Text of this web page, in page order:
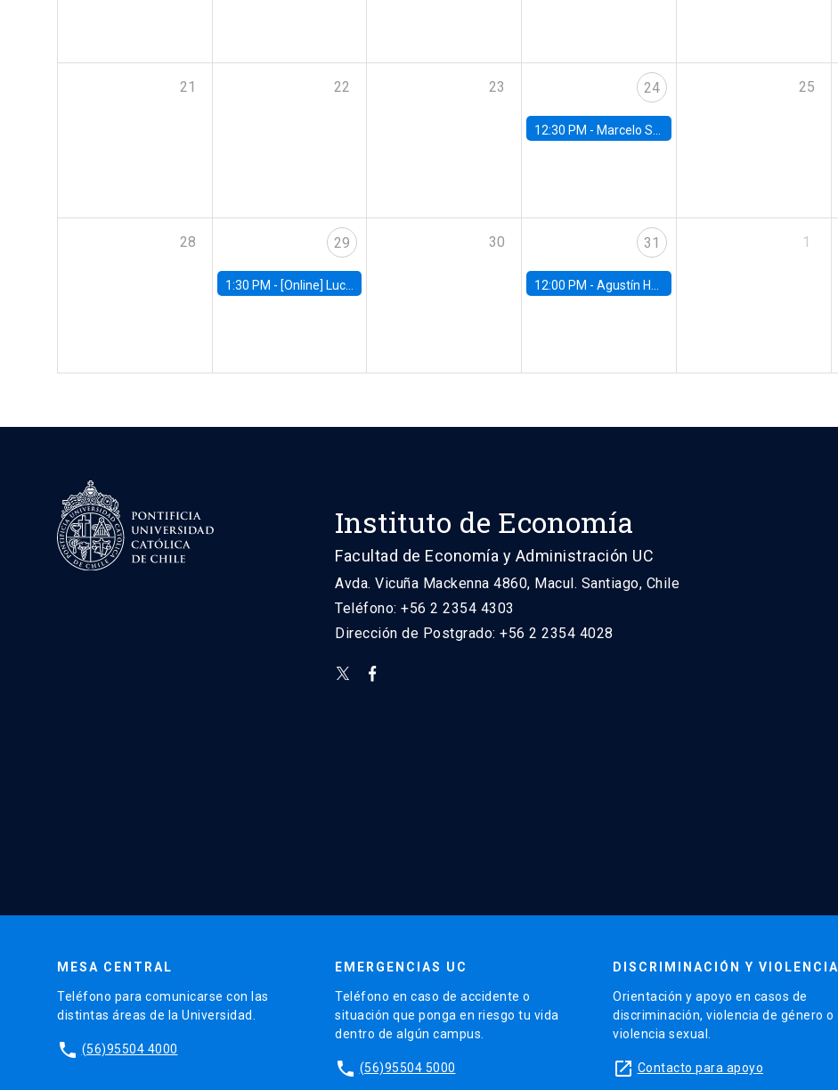
21 22 23 24
12:30 PM - Marcelo Sant'Anna, FGV - EPGE
25
28 29
1:30 PM - [Online] Luciana Juvenal, International Monetary Fund (IMF)
30 31
12:00 PM -Agustín Hurtado, University of Maryland
1
Instituto de Economía
Facultad de Economía y Administración UC
Avda. Vicuña Mackenna 4860, Macul. Santiago, Chile
Teléfono: +56 2 2354 4303
Dirección de Postgrado: +56 2 2354 4028
MESA CENTRAL
Teléfono para comunicarse con las
distintas áreas de la Universidad.
phone (56)95504 4000
EMERGENCIAS UC
Teléfono en caso de accidente o
situación que ponga en riesgo tu vida
dentro de algún campus.
phone (56)95504 5000
DISCRIMINACIÓN Y VIOLENCIA
Orientación y apoyo en casos de
discriminación, violencia de género o
violencia sexual.
launch Contacto para apoyo